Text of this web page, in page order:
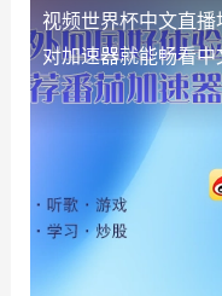
视频世界杯中文直
对加速器就能畅看中